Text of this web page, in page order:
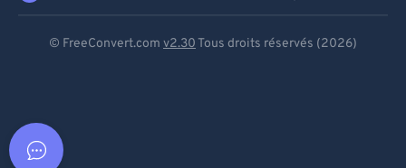
© FreeConvert.com v2.30 Tous droits réservés (2026)